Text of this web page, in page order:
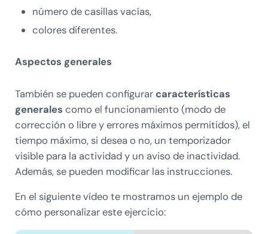
número de casillas vacías,
colores diferentes.
Aspectos generales
También se pueden configurar características
generales como el funcionamiento (modo de
corrección o libre y errores máximos permitidos), el
tiempo máximo, si desea o no, un temporizador
visible para la actividad y un aviso de inactividad.
Además, se pueden modificar las instrucciones.
En el siguiente vídeo te mostramos un ejemplo de
cómo personalizar este ejercicio: